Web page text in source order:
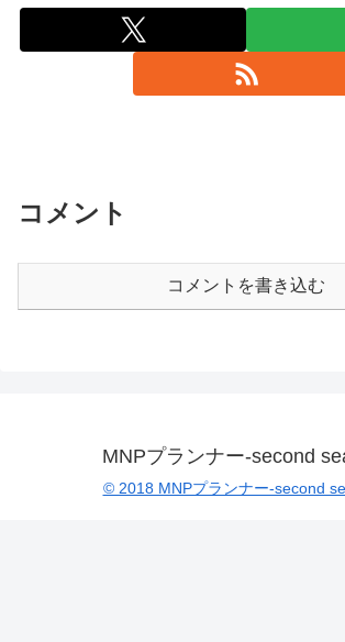
コメント
コメントを書き込む
MNPプランナー-second
© 2018 MNPプランナー-second